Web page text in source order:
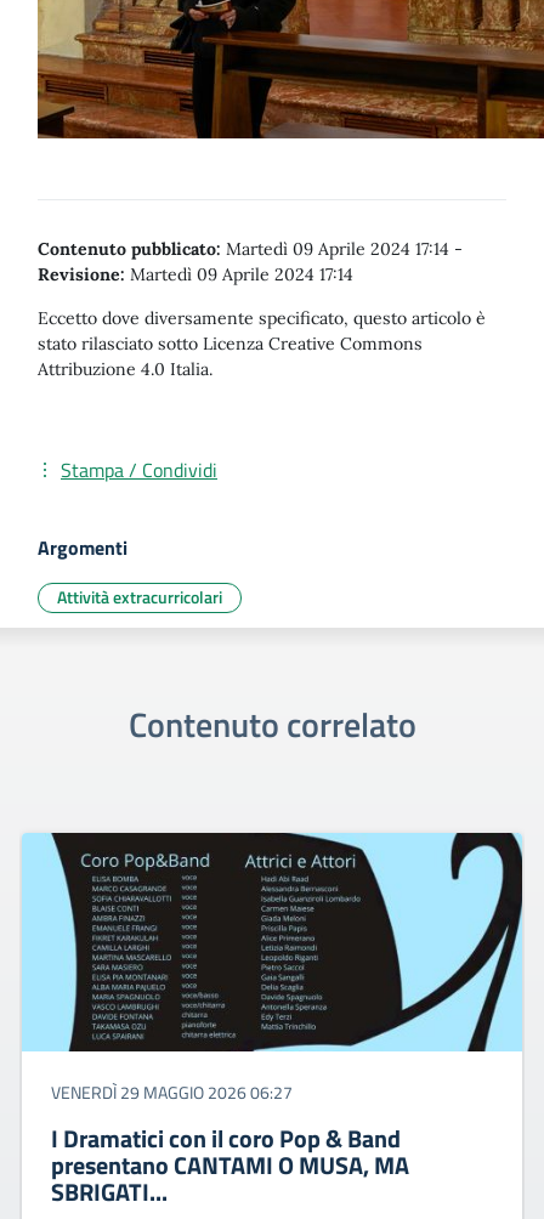
Contenuto pubblicato: Martedì 09 Aprile 2024 17:14 -
Revisione: Martedì 09 Aprile 2024 17:14
Eccetto dove diversamente specificato, questo articolo è
stato rilasciato sotto Licenza Creative Commons
Attribuzione 4.0 Italia.
Stampa / Condividi
Argomenti
Attività extracurricolari
Contenuto correlato
VENERDÌ 29 MAGGIO 2026 06:27
I Dramatici con il coro Pop & Band
presentano CANTAMI O MUSA, MA
SBRIGATI...